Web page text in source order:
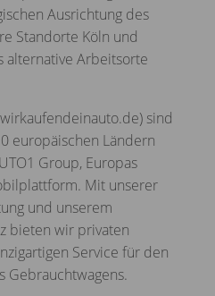
Ausrichtung des
Standorte Köln und
alternative Arbeitsorte
sind
europäischen Ländern
Group, Europas
Mit unserer
und unserem
bieten wir privaten
Service für den
Gebrauchtwagens.